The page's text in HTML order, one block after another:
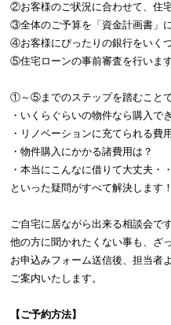
②お客様のご状況に合わせて、住
③全体のご予算を「資金計画書」
④お客様にぴったりの銀行をいく
⑤住宅ローンの事前審査を行いま
①～⑤までのステップを踏むこと
・いくらぐらいの物件なら購入で
・リノベーションに充てられる費
・物件購入にかかる諸費用は？
・本当にこんなに借りて大丈夫・
といった疑問がすべて解決します！
ご自宅に居ながら出来る相談会で
他の方に聞かれたくない事も、ざ
お申込みフォーム送信後、担当者
ご案内いたします。
【ご予約方法】